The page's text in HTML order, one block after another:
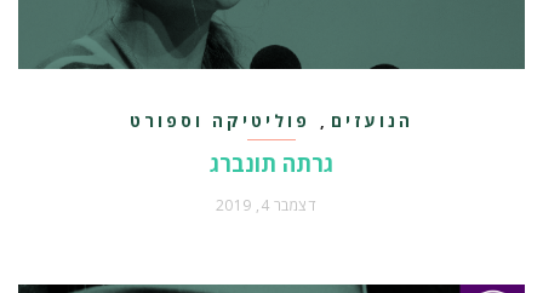
הנועזים פוליטיקה וספורט
גרתה תונברג
דצמבר 4, 2019